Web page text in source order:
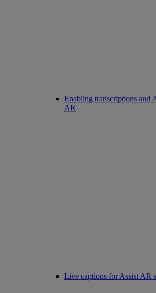
Enabling transcriptions and
AR
Live captions for Assist AR